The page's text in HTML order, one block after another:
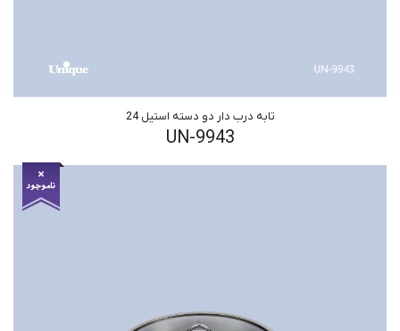
تابه درب دار دو دسته استیل 24
UN-9943